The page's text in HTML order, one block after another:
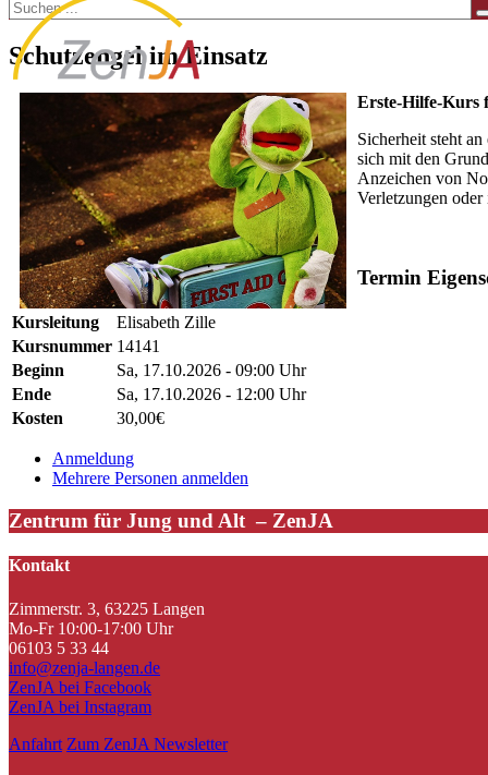
Schutzengel im Einsatz
Erste-Hilfe-Kurs
Sicherheit steht
sich mit den
Anzeichen von
Verletzungen
Termin
Kursleitung
Elisabeth Zille
Kursnummer 14141
Beginn
Sa, 17.10.2026 - 09:00 Uhr
Ende
Sa, 17.10.2026 - 12:00 Uhr
Kosten
30,00€
Anmeldung
Mehrere Personen anmelden
Zentrum für Jung und Alt – ZenJA
Kontakt
Zimmerstr. 3, 63225 Langen
Mo-Fr 10:00-17:00 Uhr
06103 5 33 44
info@zenja-langen.de
ZenJA bei Facebook
ZenJA bei Instagram
Anfahrt Zum ZenJA Newsletter